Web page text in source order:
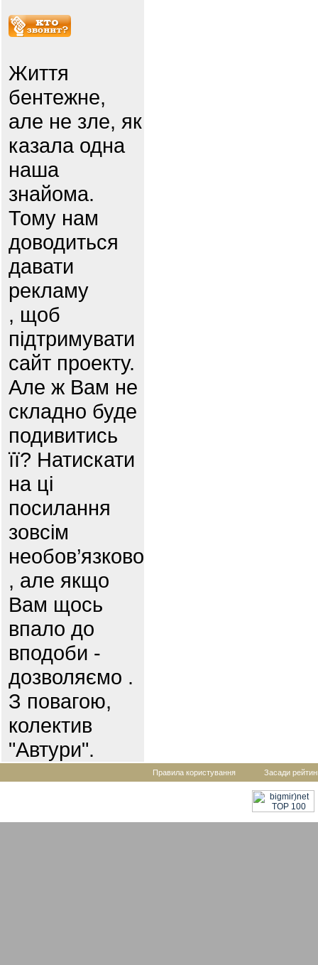
Життя
бентежне,
але не зле, як
казала одна
наша
знайома.
Тому нам
доводиться
давати
рекламу
, щоб
підтримувати
сайт проекту.
Але ж Вам не
складно буде
подивитись
її? Натискати
на ці
посилання
зовсім
необов’язково
, але якщо
Вам щось
впало до
вподоби -
дозволяємо .
З повагою,
колектив
"Автури".
Правила користування Засади